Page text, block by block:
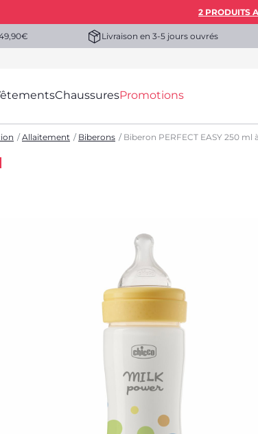
2 PRODUITS
Livraison en 3-5 jours ouvrés
ChaussuresPromotions
Allaitement Biberons Biberon PERFECT EASY 250 ml